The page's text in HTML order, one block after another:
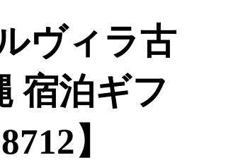
ヴィラ古
宿泊ギフ
】